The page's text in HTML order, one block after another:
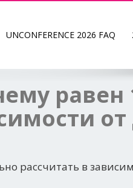
UNCONFERENCE 2026 FAQ
равен
рассчитать в